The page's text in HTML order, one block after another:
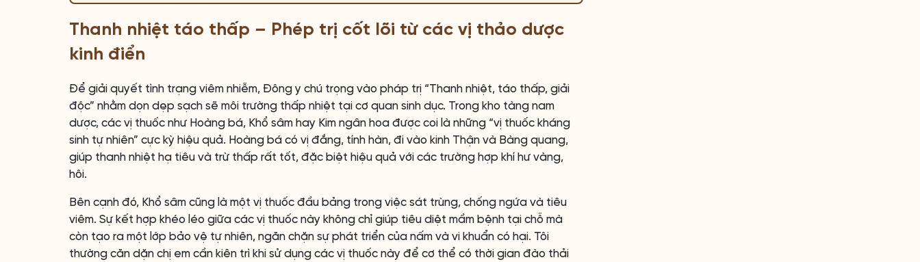
Thanh nhiệt táo thấp – Phép trị cốt lõi từ các vị thảo dược
kinh điển
Để giải quyết tình trạng viêm nhiễm, Đông y chú trọng vào pháp trị “Thanh nhiệt, táo thấp, giải
độc” nhằm dọn dẹp sạch sẽ môi trường thấp nhiệt tại cơ quan sinh dục. Trong kho tàng nam
dược, các vị thuốc như Hoàng bá, Khổ sâm hay Kim ngân hoa được coi là những “vị thuốc kháng
sinh tự nhiên” cực kỳ hiệu quả. Hoàng bá có vị đắng, tính hàn, đi vào kinh Thận và Bàng quang,
giúp thanh nhiệt hạ tiêu và trừ thấp rất tốt, đặc biệt hiệu quả với các trường hợp khí hư vàng,
hôi.
Bên cạnh đó, Khổ sâm cũng là một vị thuốc đầu bảng trong việc sát trùng, chống ngứa và tiêu
viêm. Sự kết hợp khéo léo giữa các vị thuốc này không chỉ giúp tiêu diệt mầm bệnh tại chỗ mà
còn tạo ra một lớp bảo vệ tự nhiên, ngăn chặn sự phát triển của nấm và vi khuẩn có hại. Tôi
thường căn dặn chị em cần kiên trì khi sử dụng các vị thuốc này để cơ thể có thời gian đào thải